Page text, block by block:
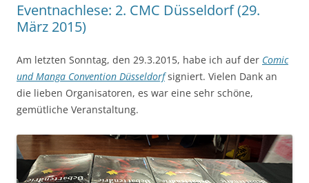
Eventnachlese: 2. CMC Düsseldorf (29.
März 2015)
Am letzten Sonntag, den 29.3.2015, habe ich auf der Comic
und Manga Convention Düsseldorf signiert. Vielen Dank an
die lieben Organisatoren, es war eine sehr schöne,
gemütliche Veranstaltung.